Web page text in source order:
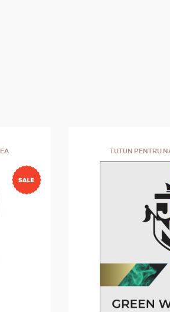
TUTUN PENTRU